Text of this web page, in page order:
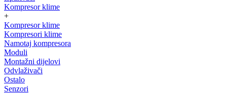
Kompresor klime
+
Kompresor klime
Kompresori klime
Namotaj kompresora
Moduli
Montažni dijelovi
Odvlaživači
Ostalo
Senzori